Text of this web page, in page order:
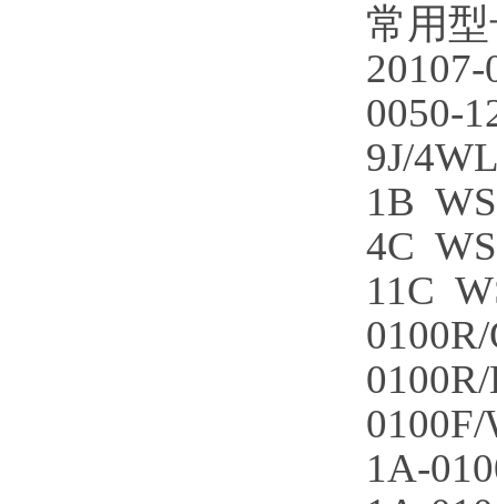
常用
20107-
0050-
9J/
1B
4C
11C
1A-